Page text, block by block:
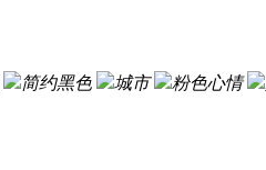
简约黑色 城市 粉色心情